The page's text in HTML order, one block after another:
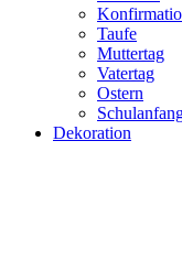
Taufe
Muttertag
Vatertag
Ostern
Dekoration